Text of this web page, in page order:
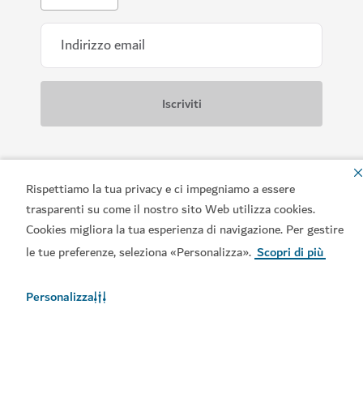
Rispettiamo la tua privacy e ci impegniamo a essere
trasparenti su come il nostro sito Web utilizza cookies.
Cookies migliora la tua esperienza di navigazione. Per gestire
le tue preferenze, seleziona «Personalizza». Scopri di più
Personalizza
Scaricate le nostre app